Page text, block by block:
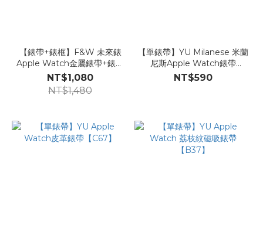
【錶帶+錶框】F&W 未來錶
Apple Watch金屬錶帶+錶框
組合【ZZ35】
NT$1,080
NT$1,480
【單錶帶】YU Milanese 米蘭
尼斯Apple Watch錶帶
【C50】
NT$590